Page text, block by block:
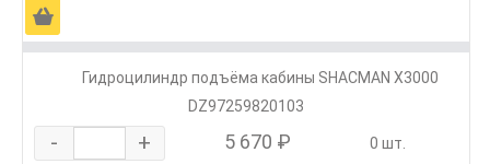
Ä
Гидроцилиндр подъёма кабины SHACMAN X3000
DZ97259820103
- + 5 670 ₽ 0 шт.